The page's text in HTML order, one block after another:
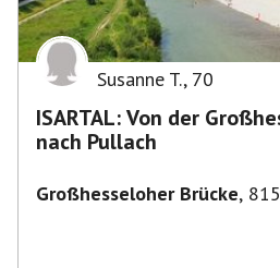
Susanne T., 70
ISARTAL: Von der
nach Pullach
Großhesseloher Brücke,